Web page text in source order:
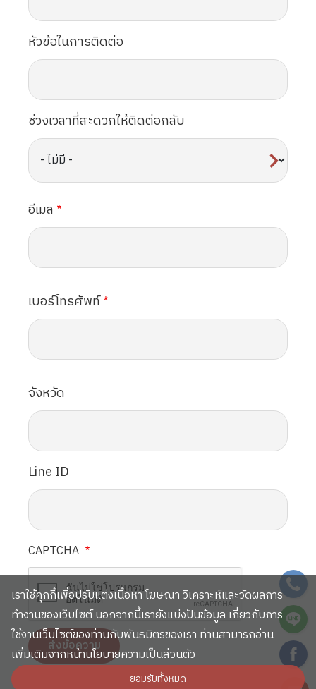
หัวข้อในการติดต่อ
ช่วงเวลาที่สะดวกให้ติดต่อกลับ
อีเมล
เบอร์โทรศัพท์
จังหวัด
Line ID
CAPTCHA
เราใช้คุกกี้เพื่อปรับแต่งเนื้อหา โฆษณา วิเคราะห์และวัดผลการ
ทำงานของเว็บไซต์ นอกจากนี้เรายังแบ่งปันข้อมูล เกี่ยวกับการ
ใช้งานเว็บไซต์ของท่านกับพันธมิตรของเรา ท่านสามารถอ่าน
เพิ่มเติมจากหน้านโยบายความเป็นส่วนตัว
ยอมรับทั้งหมด
SVG
SVG
SVG
SVG